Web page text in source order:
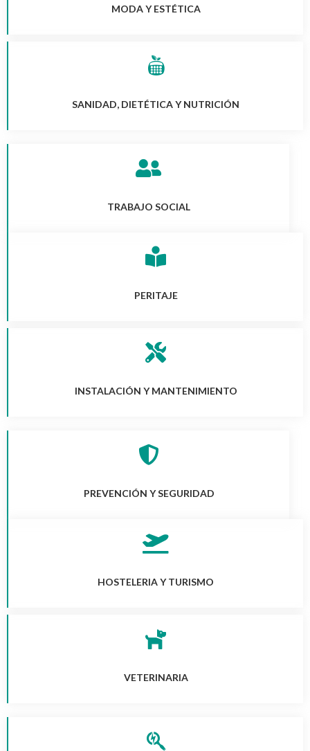
MODA Y ESTÉTICA
SANIDAD, DIETÉTICA Y NUTRICIÓN
TRABAJO SOCIAL
PERITAJE
INSTALACIÓN Y MANTENIMIENTO
PREVENCIÓN Y SEGURIDAD
HOSTELERIA Y TURISMO
VETERINARIA